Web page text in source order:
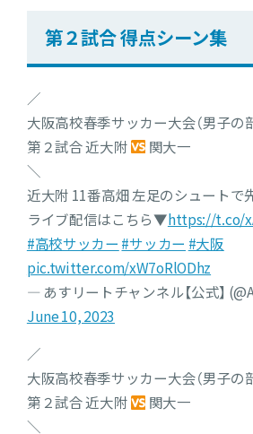
第２試合 得点シーン集
／
大阪高校春季サッカー大会（男子の
第２試合 近大附
関大一
＼
近大附 11番高畑 左足のシュートで
ライブ配信はこちら▼https://t.co/
#高校サッカー #サッカー #大阪
pic.twitter.com/xW7oRlODhz
— あすリートチャンネル【公式】
June 10, 2023
／
大阪高校春季サッカー大会（男子の
第２試合 近大附
関大一
＼